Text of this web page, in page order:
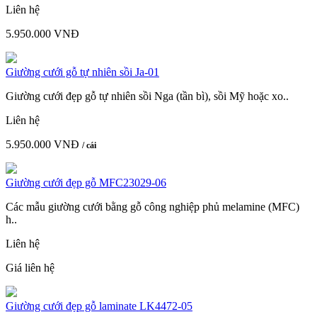
Liên hệ
5.950.000 VNĐ
Giường cưới gỗ tự nhiên sồi Ja-01
Giường cưới đẹp gỗ tự nhiên sồi Nga (tần bì), sồi Mỹ hoặc xo..
Liên hệ
5.950.000 VNĐ / cái
Giường cưới đẹp gỗ MFC23029-06
Các mẫu giường cưới bằng gỗ công nghiệp phủ melamine (MFC)
h..
Liên hệ
Giá liên hệ
Giường cưới đẹp gỗ laminate LK4472-05